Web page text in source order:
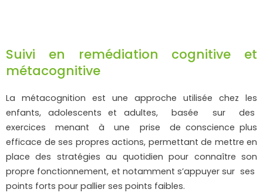
Suivi en remédiation cognitive et
métacognitive
La métacognition est une approche utilisée chez les
enfants, adolescents et adultes, basée sur des
exercices menant à une prise de conscience plus
efficace de ses propres actions, permettant de mettre en
place des stratégies au quotidien pour connaître son
propre fonctionnement, et notamment s’appuyer sur ses
points forts pour pallier ses points faibles.